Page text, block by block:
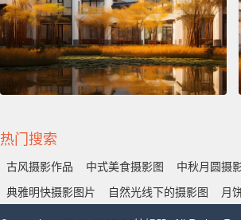
热门搜索
古风摄影作品 中式美食摄影图 中秋月圆摄
典雅明快摄影图片
自然光线下的摄影图
月